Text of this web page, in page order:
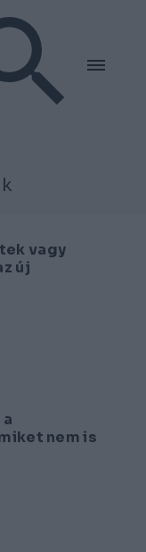
vagy
új
nem is